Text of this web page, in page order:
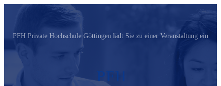
PFH Private Hochschule Göttingen‬ lädt Sie zu einer Veranstaltung ein